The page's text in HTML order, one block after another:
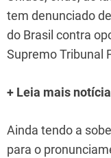
tem denunciado
do Brasil contra
Supremo Tribunal
+ Leia mais
Ainda tendo a
para o